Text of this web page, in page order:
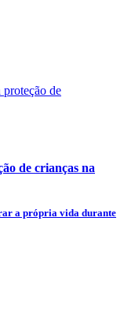
de crianças na
a própria vida durante